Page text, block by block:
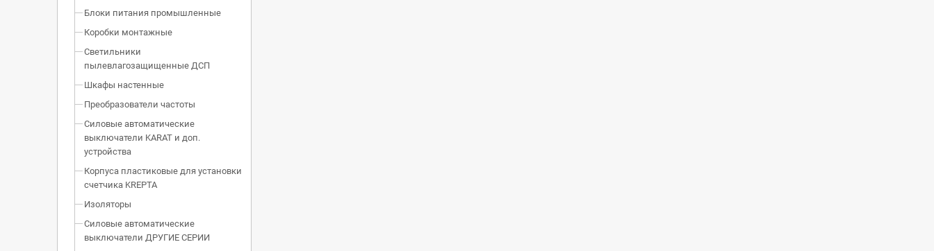
Блоки питания промышленные
Коробки монтажные
Светильники
пылевлагозащищенные ДСП
Шкафы настенные
Преобразователи частоты
Силовые автоматические
выключатели KARAT и доп.
устройства
Корпуса пластиковые для установки
счетчика KREPTA
Изоляторы
Силовые автоматические
выключатели ДРУГИЕ СЕРИИ